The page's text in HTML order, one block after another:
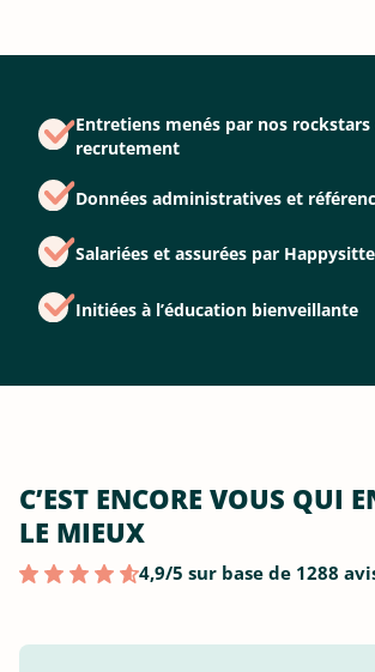
Entretiens menés par nos rockstars
recrutement
Données administratives et
Salariées et assurées par
Initiées à l’éducation bienveillante
C’EST ENCORE VOUS QUI
LE MIEUX
4,9/5 sur base de 1288